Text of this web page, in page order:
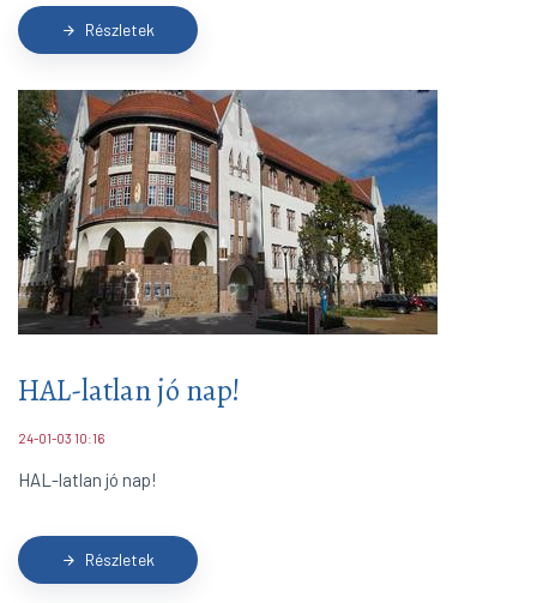
arrow_forward Részletek
HAL-latlan jó nap!
24-01-03 10:16
HAL-latlan jó nap!
arrow_forward Részletek